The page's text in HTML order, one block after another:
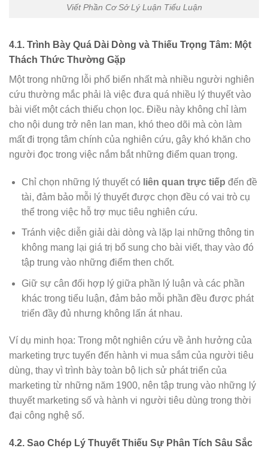
Viết Phần Cơ Sở Lý Luận Tiểu Luận
4.1. Trình Bày Quá Dài Dòng và Thiếu Trọng Tâm: Một
Thách Thức Thường Gặp
Một trong những lỗi phổ biến nhất mà nhiều người nghiên
cứu thường mắc phải là việc đưa quá nhiều lý thuyết vào
bài viết một cách thiếu chọn lọc. Điều này không chỉ làm
cho nội dung trở nên lan man, khó theo dõi mà còn làm
mất đi trọng tâm chính của nghiên cứu, gây khó khăn cho
người đọc trong việc nắm bắt những điểm quan trọng.
Chỉ chọn những lý thuyết có liên quan trực tiếp đến đề
tài, đảm bảo mỗi lý thuyết được chọn đều có vai trò cụ
thể trong việc hỗ trợ mục tiêu nghiên cứu.
Tránh việc diễn giải dài dòng và lặp lại những thông tin
không mang lại giá trị bổ sung cho bài viết, thay vào đó
tập trung vào những điểm then chốt.
Giữ sự cân đối hợp lý giữa phần lý luận và các phần
khác trong tiểu luận, đảm bảo mỗi phần đều được phát
triển đầy đủ nhưng không lấn át nhau.
Ví dụ minh họa: Trong một nghiên cứu về ảnh hưởng của
marketing trực tuyến đến hành vi mua sắm của người tiêu
dùng, thay vì trình bày toàn bộ lịch sử phát triển của
marketing từ những năm 1900, nên tập trung vào những lý
thuyết marketing số và hành vi người tiêu dùng trong thời
đại công nghệ số.
4.2. Sao Chép Lý Thuyết Thiếu Sự Phân Tích Sâu Sắc